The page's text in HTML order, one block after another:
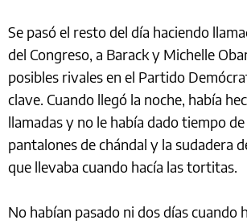
Se pasó el resto del día haciendo
del Congreso, a Barack y Michelle
posibles rivales en el Partido
clave. Cuando llegó la noche, había
llamadas y no le había dado tiempo
pantalones de chándal y la sudadera
que llevaba cuando hacía las tortitas.
No habían pasado ni dos días cuando